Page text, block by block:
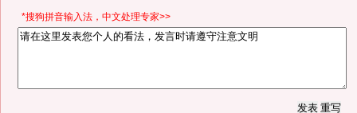
*搜狗拼音输入法，中文处理专家>>